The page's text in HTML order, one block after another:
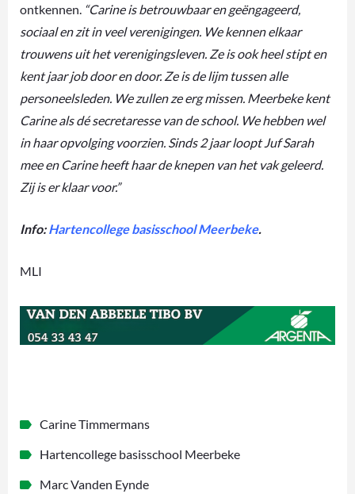
ontkennen. “Carine is betrouwbaar en geëngageerd,
sociaal en zit in veel verenigingen. We kennen elkaar
trouwens uit het verenigingsleven. Ze is ook heel stipt en
kent jaar job door en door. Ze is de lijm tussen alle
personeelsleden. We zullen ze erg missen. Meerbeke kent
Carine als dé secretaresse van de school. We hebben wel
in haar opvolging voorzien. Sinds 2 jaar loopt Juf Sarah
mee en Carine heeft haar de knepen van het vak geleerd.
Zij is er klaar voor.”
Info:Hartencollege basisschool Meerbeke.
MLI
Carine Timmermans
Hartencollege basisschool Meerbeke
Marc Vanden Eynde